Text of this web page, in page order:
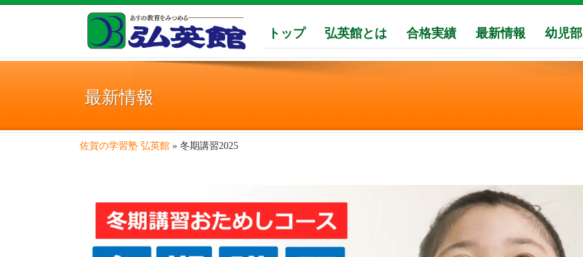
トップ 弘英館とは 合格実績 最新情報 幼児部
最新情報
佐賀の学習塾 弘英館 » 冬期講習2025